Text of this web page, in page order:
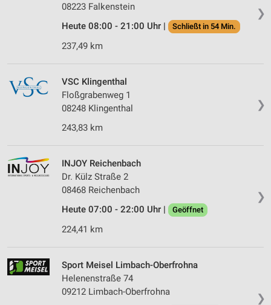
❯
08223 Falkenstein
Heute 08:00 - 21:00 Uhr |
Schließt in 54 Min.
237,49 km
❯
VSC Klingenthal
Floßgrabenweg 1
08248 Klingenthal
243,83 km
❯
INJOY Reichenbach
Dr. Külz Straße 2
08468 Reichenbach
Heute 07:00 - 22:00 Uhr |
Geöffnet
224,41 km
❯
Sport Meisel Limbach-Oberfrohna
Helenenstraße 74
09212 Limbach-Oberfrohna